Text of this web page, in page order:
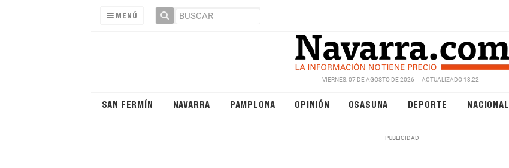
MENÚ
VIERNES, 07 DE AGOSTO DE 2026 ACTUALIZADO 13:22
SAN FERMÍN NAVARRA PAMPLONA OPINIÓN OSASUNA DEPORTE NACIONAL